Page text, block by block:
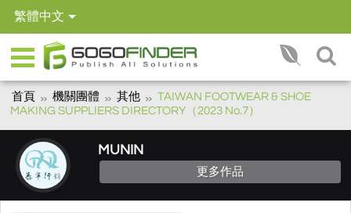
繁體中文
首頁 機關團體 其他
TAIWAN FOOTWEAR & SHOE
MAKING SUPPLIERS DIRECTORY（2023 No.7）
MUNIN
更多作品